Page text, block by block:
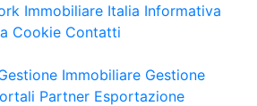
Immobiliare Italia Informativa
Cookie Contatti
Immobiliare Gestione
Partner Esportazione